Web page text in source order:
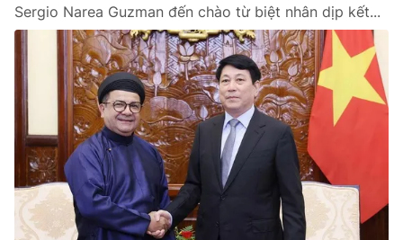
Sergio Narea Guzman đến chào từ biệt nhân dịp kết...